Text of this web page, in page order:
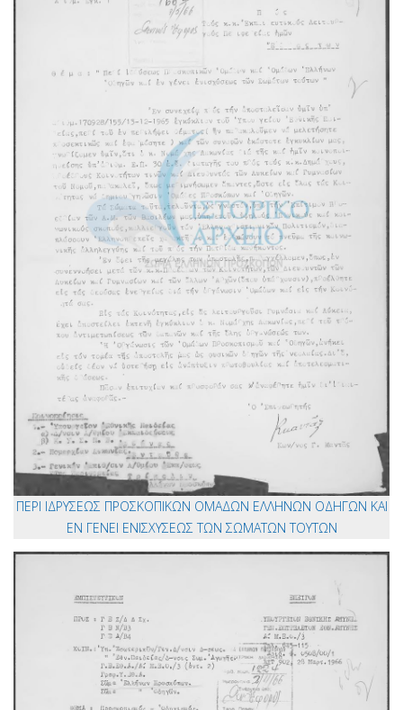
ΠΕΡΙ ΙΔΡΥΣΕΩΣ ΠΡΟΣΚΟΠΙΚΩΝ ΟΜΑΔΩΝ ΕΛΛΗΝΩΝ ΟΔΗΓΩΝ ΚΑΙ
ΕΝ ΓΕΝΕΙ ΕΝΙΣΧΥΣΕΩΣ ΤΩΝ ΣΩΜΑΤΩΝ ΤΟΥΤΩΝ